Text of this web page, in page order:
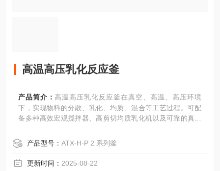
高温高压乳化反应釜
产品简介： 高温高压乳化反应釜在真空、高温、高压环境
下，实现物料的分散、乳化、均质、混合等工艺过程。可配
备多种高效宏观搅拌器、高剪切均质乳化机以及可靠的真空
拟工业化生产。
产品型号：ATX-H-P 2 系列釜
更新时间： 2025-08-22